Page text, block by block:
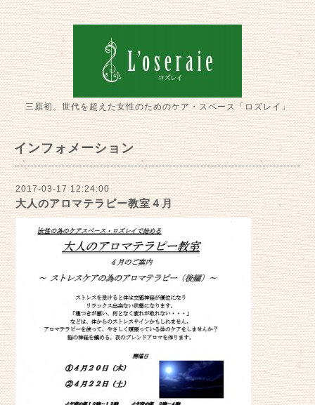
三原初。世代を超えた女性のためのケア・スペース「ロズレイ」
インフォメーション
2017-03-17 12:24:00
大人のアロマテラピー教室４月